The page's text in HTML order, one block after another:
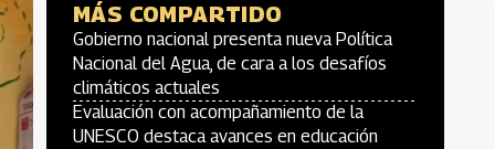
MÁS COMPARTIDO
Gobierno nacional presenta nueva Política
Nacional del Agua, de cara a los desafíos
climáticos actuales
Evaluación con acompañamiento de la
UNESCO destaca avances en educación